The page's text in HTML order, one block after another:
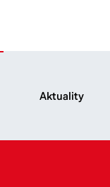
Aktuality